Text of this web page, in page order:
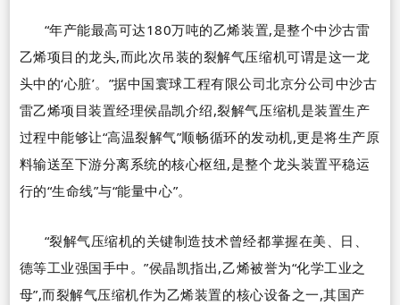
“年产能最高可达180万吨的乙烯装置,是整个中沙古雷
乙烯项目的龙头,而此次吊装的裂解气压缩机可谓是这一龙
头中的‘心脏’。 ”据中国寰球工程有限公司北京分公司中沙古
雷乙烯项目装置经理侯晶凯介绍,裂解气压缩机是装置生产
过程中能够让“高温裂解气”顺畅循环的发动机,更是将生产原
料输送至下游分离系统的核心枢纽,是整个龙头装置平稳运
行的“生命线”与“能量中心”。
“裂解气压缩机的关键制造技术曾经都掌握在美、日、
德等工业强国手中。”侯晶凯指出,乙烯被誉为“化学工业之
母”,而裂解气压缩机作为乙烯装置的核心设备之一,其国产